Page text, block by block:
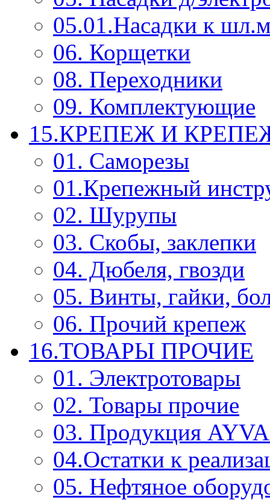
05.01.Насадки к
06. Корщетки
08. Переходники
09. Комплектующие
15.КРЕПЕЖ И
01. Саморезы
01.Крепежный
02. Шурупы
03. Скобы, заклепки
04. Дюбеля, гвозди
05. Винты, гайки,
06. Прочий крепеж
16.ТОВАРЫ ПРОЧИЕ
01. Электротовары
02. Товары прочие
03. Продукция
04.Остатки к
05. Нефтяное